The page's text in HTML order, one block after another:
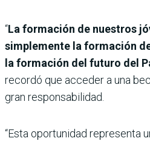
“La formación de nuestros
simplemente la formación
la formación del futuro del
recordó que acceder a una
gran responsabilidad.
“Esta oportunidad representa